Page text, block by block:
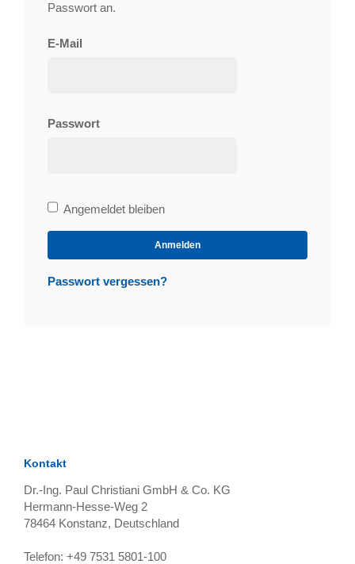
Passwort an.
E-Mail
Passwort
Bleibe
angemeldet
Angemeldet bleiben
Anmelden
Passwort vergessen?
Kontakt
Dr.-Ing. Paul Christiani GmbH & Co. KG
Hermann-Hesse-Weg 2
78464 Konstanz, Deutschland
Telefon: +49 7531 5801-100